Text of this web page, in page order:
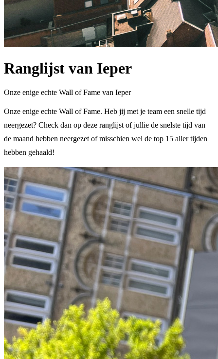
Ranglijst van Ieper
Onze enige echte Wall of Fame van Ieper
Onze enige echte Wall of Fame. Heb jij met je team een snelle tijd
neergezet? Check dan op deze ranglijst of jullie de snelste tijd van
de maand hebben neergezet of misschien wel de top 15 aller tijden
hebben gehaald!